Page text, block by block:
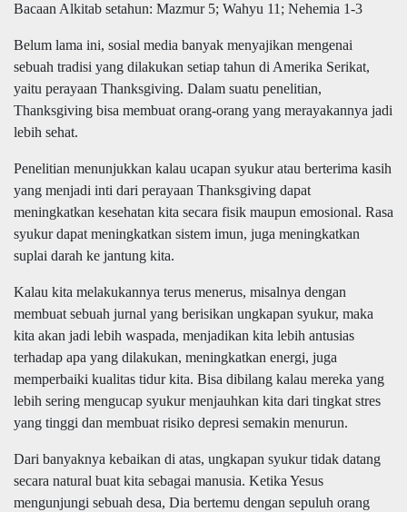
Bacaan Alkitab setahun: Mazmur 5; Wahyu 11; Nehemia 1-3
Belum lama ini, sosial media banyak menyajikan mengenai
sebuah tradisi yang dilakukan setiap tahun di Amerika Serikat,
yaitu perayaan Thanksgiving. Dalam suatu penelitian,
Thanksgiving bisa membuat orang-orang yang merayakannya jadi
lebih sehat.
Penelitian menunjukkan kalau ucapan syukur atau berterima kasih
yang menjadi inti dari perayaan Thanksgiving dapat
meningkatkan kesehatan kita secara fisik maupun emosional. Rasa
syukur dapat meningkatkan sistem imun, juga meningkatkan
suplai darah ke jantung kita.
Kalau kita melakukannya terus menerus, misalnya dengan
membuat sebuah jurnal yang berisikan ungkapan syukur, maka
kita akan jadi lebih waspada, menjadikan kita lebih antusias
terhadap apa yang dilakukan, meningkatkan energi, juga
memperbaiki kualitas tidur kita. Bisa dibilang kalau mereka yang
lebih sering mengucap syukur menjauhkan kita dari tingkat stres
yang tinggi dan membuat risiko depresi semakin menurun.
Dari banyaknya kebaikan di atas, ungkapan syukur tidak datang
secara natural buat kita sebagai manusia. Ketika Yesus
mengunjungi sebuah desa, Dia bertemu dengan sepuluh orang